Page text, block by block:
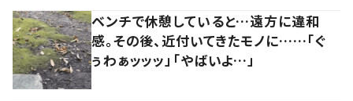
ベンチで休憩していると…遠方に違和
感。その後、近付いてきたモノに……「ぐ
ぅわぁッッッ」「やばいよ…」